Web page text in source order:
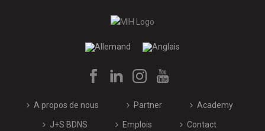
A propos de nous Partner Academy
J+S BDNS Emplois Contact